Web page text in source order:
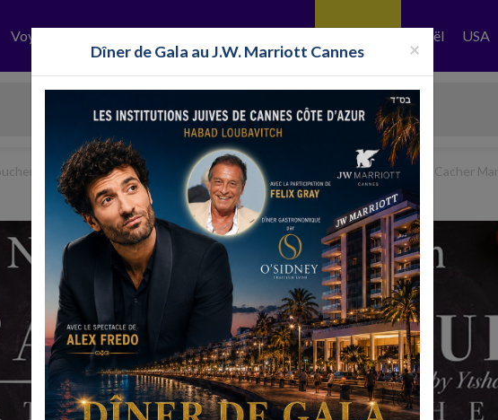
Voyages Israël USA
Cacher PACA Boucherie Cacher Bouches-du-Rhône Boucherie Cacher
×
Dîner de Gala au J.W. Marriott Cannes